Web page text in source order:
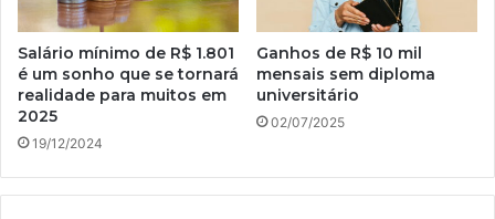
Salário mínimo de R$ 1.801
é um sonho que se tornará
realidade para muitos em
2025
19/12/2024
Ganhos de R$ 10 mil
mensais sem diploma
universitário
02/07/2025